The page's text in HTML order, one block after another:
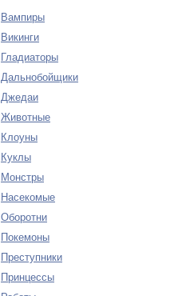
Вампиры
Викинги
Гладиаторы
Дальнобойщики
Джедаи
Животные
Клоуны
Куклы
Монстры
Насекомые
Оборотни
Покемоны
Преступники
Принцессы